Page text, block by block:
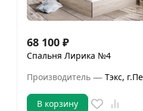
68 100 ₽
Спальня Лирика №4
Производитель — Тэкс,
В корзину